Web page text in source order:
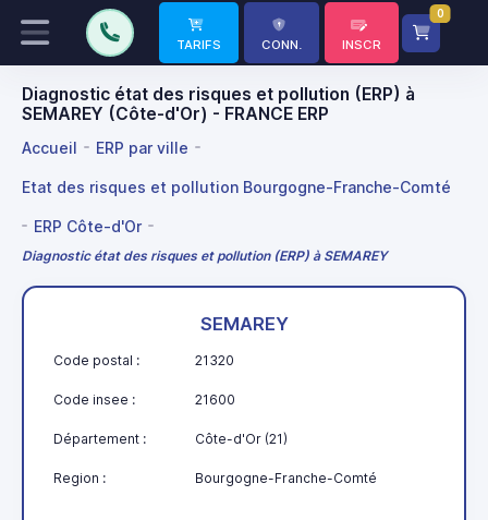
TARIFS CONN. INSCR
0
Diagnostic état des risques et pollution (ERP) à
SEMAREY (Côte-d'Or) - FRANCE ERP
Accueil ERP par ville
Etat des risques et pollution Bourgogne-Franche-Comté
ERP Côte-d'Or
Diagnostic état des risques et pollution (ERP) à SEMAREY
SEMAREY
Code postal : 21320
Code insee : 21600
Département : Côte-d'Or (21)
Region : Bourgogne-Franche-Comté